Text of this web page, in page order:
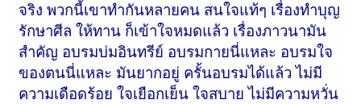
จริง พวกนี้เขาทำกันหลายคน สนใจแท้ๆ เรื่องทำบุญ
รักษาศีล ให้ทาน ก็เข้าใจหมดแล้ว เรื่องภาวนามัน
สำคัญ อบรมบ่มอินทรีย์ อบรมกายนี่แหละ อบรมใจ
ของตนนี่แหละ มันยากอยู่ ครั้นอบรมได้แล้ว ไม่มี
ความเดือดร้อย ใจเยือกเย็น ใจสบาย ไม่มีความหวั่น